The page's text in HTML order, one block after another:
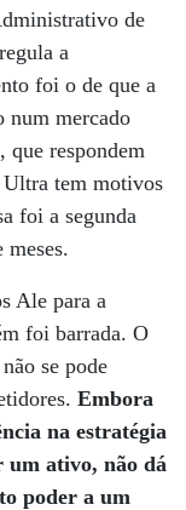
de
a
foi o de que a
num mercado
que respondem
tem motivos
foi a segunda
meses.
Ale para a
foi barrada. O
se pode
Embora
na estratégia
um ativo, não dá
poder a um